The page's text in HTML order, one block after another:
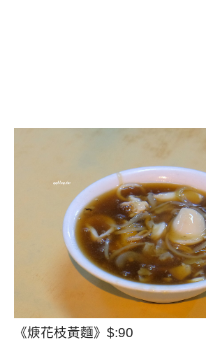
《焿花枝黃麵》$:90